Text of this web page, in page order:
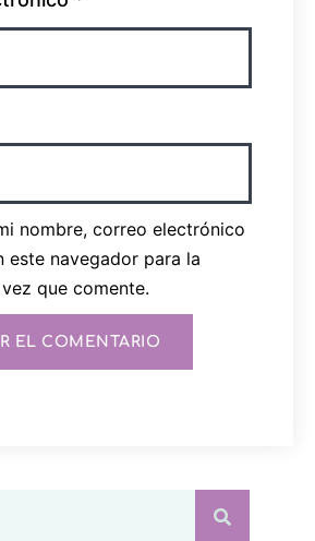
nombre, correo electrónico
este navegador para la
que comente.